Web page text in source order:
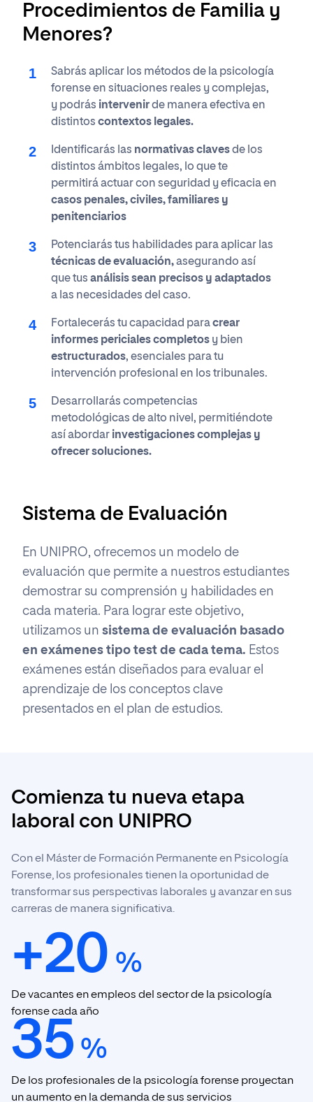
Procedimientos de Familia y
Menores?
Sabrás aplicar los métodos de la psicología
forense en situaciones reales y complejas,
y podrás intervenirde manera efectiva en
distintos contextos legales.
Identificarás las normativas clavesde los
distintos ámbitos legales, lo que te
permitirá actuar con seguridad y eficacia en
casos penales, civiles, familiares y
penitenciarios
Potenciarás tus habilidades para aplicar las
técnicas de evaluación,asegurando así
que tus análisis sean precisos y adaptados
a las necesidades del caso.
Fortalecerás tu capacidad paracrear
informes periciales completosy bien
estructurados, esenciales para tu
intervención profesional en los tribunales.
Desarrollarás competencias
metodológicas de alto nivel, permitiéndote
así abordar investigaciones complejas y
ofrecer soluciones.
Sistema de Evaluación
En UNIPRO, ofrecemos un modelo de
evaluación que permite a nuestros estudiantes
demostrar su comprensión y habilidades en
cada materia. Para lograr este objetivo,
utilizamos un sistema de evaluación basado
en exámenes tipo test de cada tema. Estos
exámenes están diseñados para evaluar el
aprendizaje de los conceptos clave
presentados en el plan de estudios.
Comienza tu nueva etapa
laboral con UNIPRO
Con el Máster de Formación Permanente en Psicología
Forense, los profesionales tienen la oportunidad de
transformar sus perspectivas laborales y avanzar en sus
carreras de manera significativa.
+20 %
De vacantes en empleos del sector de la psicología
forense cada año
35 %
De los profesionales de la psicología forense proyectan
un aumento en la demanda de sus servicios